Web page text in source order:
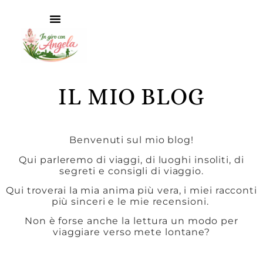
IL MIO BLOG
Benvenuti sul mio blog!
Qui parleremo di viaggi, di luoghi insoliti, di
segreti e consigli di viaggio.
Qui troverai la mia anima più vera, i miei racconti
più sinceri e le mie recensioni.
Non è forse anche la lettura un modo per
viaggiare verso mete lontane?